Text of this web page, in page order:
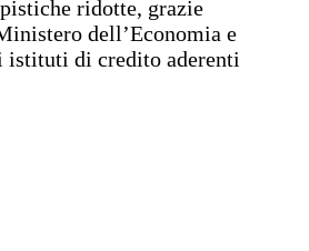
ridotte, grazie
dell’Economia e
istituti di credito aderenti